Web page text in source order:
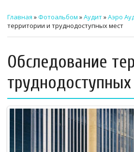
СТРОИТЕЛЬНЫЙ
ЭКСПЛУАТАЦИЯ
НОРМАТИВНЫЕ
О НАС
ПРЕССА
Главная »Фотоальбом »Аудит»Аэро
территории и труднодоступных мест
Обследование